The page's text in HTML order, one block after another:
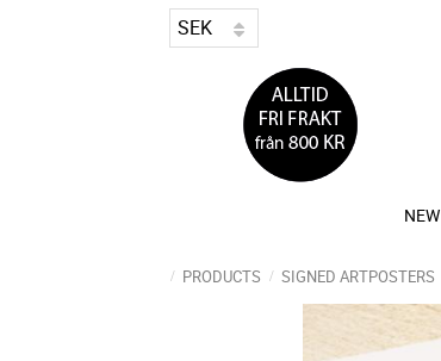
NEW
PRODUCTS SIGNED ARTPOSTERS